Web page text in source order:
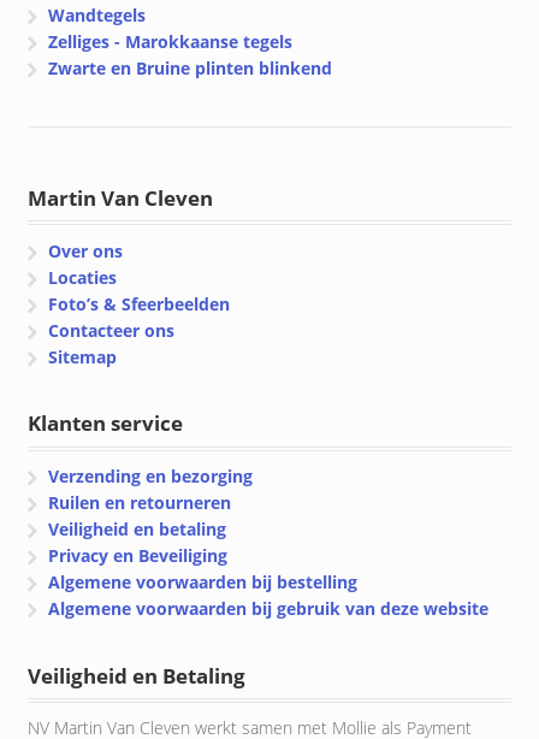
Wandtegels
Zelliges - Marokkaanse tegels
Zwarte en Bruine plinten blinkend
Martin Van Cleven
Over ons
Locaties
Foto’s & Sfeerbeelden
Contacteer ons
Sitemap
Klanten service
Verzending en bezorging
Ruilen en retourneren
Veiligheid en betaling
Privacy en Beveiliging
Algemene voorwaarden bij bestelling
Algemene voorwaarden bij gebruik van deze website
Veiligheid en Betaling
NV Martin Van Cleven werkt samen met Mollie als Payment